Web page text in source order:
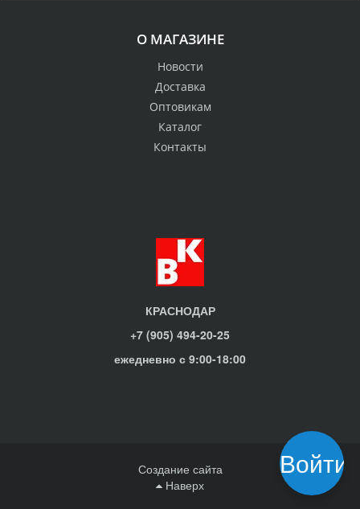
О МАГАЗИНЕ
Новости
Доставка
Оптовикам
Каталог
Контакты
КРАСНОДАР
+7 (905) 494-20-25
ежедневно с 9:00-18:00
Создание сайта
Наверх
Войти